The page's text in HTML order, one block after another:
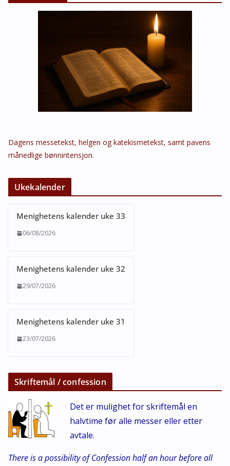
Dagens messetekst, helgen og katekismetekst, samt pavens
månedlige bønnintensjon.
Ukekalender
Menighetens kalender uke 33
06/08/2026
Menighetens kalender uke 32
29/07/2026
Menighetens kalender uke 31
23/07/2026
Skriftemål / confession
Det er mulighet for skriftemål en
halvtime før alle messer eller etter
avtale.
There is a possibility of Confession half an hour before all